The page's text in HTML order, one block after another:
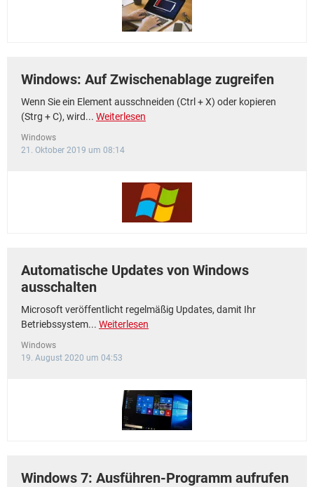
Windows: Auf Zwischenablage zugreifen
Wenn Sie ein Element ausschneiden (Ctrl + X) oder kopieren
(Strg + C), wird... Weiterlesen
Windows
21. Oktober 2019 um 08:14
Automatische Updates von Windows
ausschalten
Microsoft veröffentlicht regelmäßig Updates, damit Ihr
Betriebssystem... Weiterlesen
Windows
19. August 2020 um 04:53
Windows 7: Ausführen-Programm aufrufen